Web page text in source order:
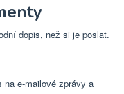
dopis, než si je poslat.
na e-mailové zprávy a